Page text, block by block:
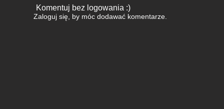
Komentuj bez logowania :)
Zaloguj się, by móc dodawać komentarze.